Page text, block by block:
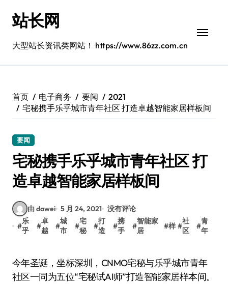
站长网
大型站长资讯类网站！ https://www.86zz.com.cn
首页 电子商务 要闻
2021
宅秘携手乐乎城市青年社区 打造卓越智能家居样板间
要闻
宅秘携手乐乎城市青年社区 打
造卓越智能家居样板间
由 dawei 5 月 24, 2021 没有评论
#
乐
乎
#
卓
越
#
城
市
#
宅
秘
#
打
造
#
携
手
#
智能家
居
#样 #
社
区
#
青
年
今年圣诞，坐标深圳，CNMO宅秘与乐乎城市青年
社区一同为五位“宅秘试AI师”打造智能家居样本间。